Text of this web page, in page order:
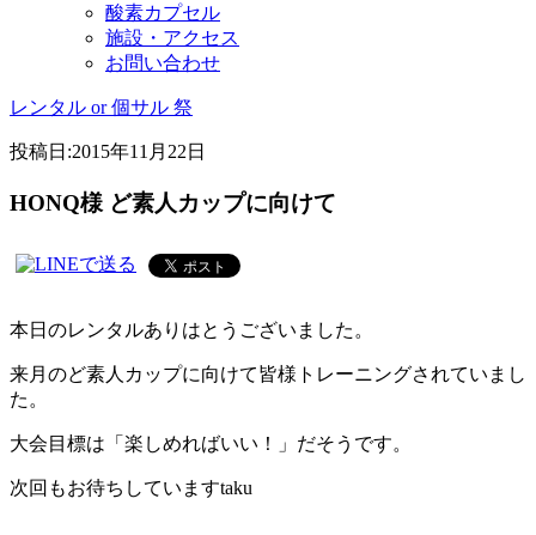
酸素カプセル
施設・アクセス
お問い合わせ
レンタル or 個サル 祭
投稿日:2015年11月22日
HONQ様 ど素人カップに向けて
本日のレンタルありはとうございました。
来月のど素人カップに向けて皆様トレーニングされていまし
た。
大会目標は「楽しめればいい！」だそうです。
次回もお待ちしていますtaku